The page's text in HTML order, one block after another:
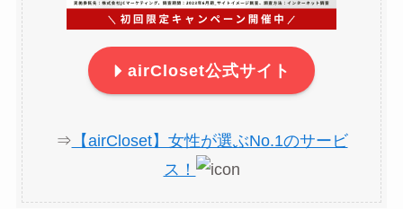
airCloset公式サイト
⇒ 【airCloset】女性が選ぶNo.1のサービ
ス！